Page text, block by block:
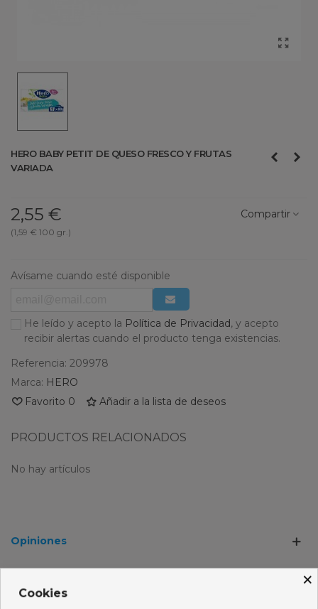
HERO BABY PETIT DE QUESO FRESCO Y FRUTAS
VARIADA
2,55 €
(1,59 € 100 gr.)
Compartir
Avísame cuando esté disponible
He leído y acepto la Política de Privacidad, y acepto
recibir alertas cuando el producto tenga existencias.
Referencia: 209978
Marca: HERO
Favorito 0 Añadir a la lista de deseos
PRODUCTOS RELACIONADOS
No hay artículos
Opiniones
PRODUCTO TAMBIÉN HAN COMPRADO:
×
Cookies